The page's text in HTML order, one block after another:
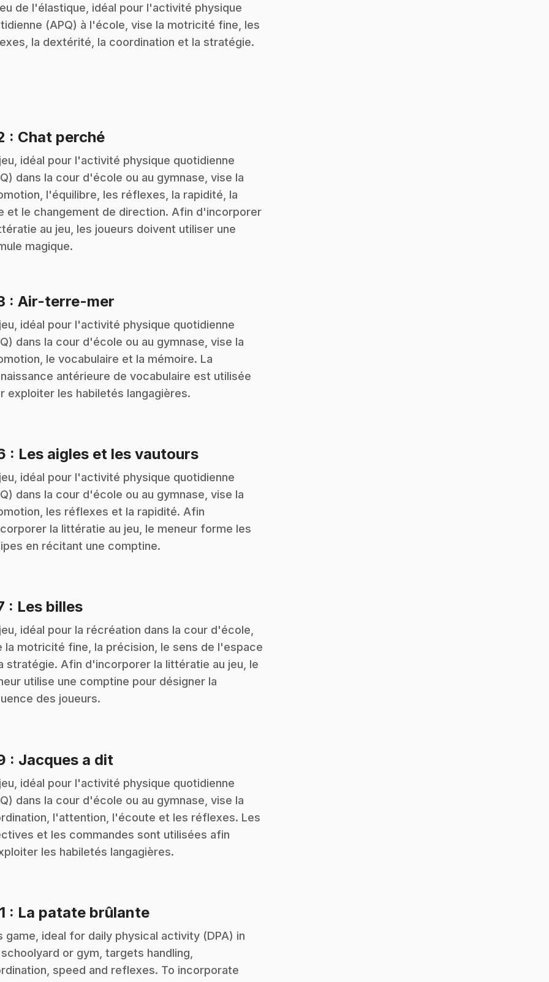
de l'élastique, idéal pour l'activité physique
(APQ) à l'école, vise la motricité fine, les
la dextérité, la coordination et la stratégie.
: Chat perché.
idéal pour l'activité physique quotidienne
dans la cour d'école ou au gymnase, vise la
l'équilibre, les réflexes, la rapidité, la
et le changement de direction. Afin d'incorporer
au jeu, les joueurs doivent utiliser une
magique.
: Air-terre-mer
idéal pour l'activité physique quotidienne
dans la cour d'école ou au gymnase, vise la
le vocabulaire et la mémoire. La
antérieure de vocabulaire est utilisée
exploiter les habiletés langagières.
: Les aigles et les vautours.
idéal pour l'activité physique quotidienne
dans la cour d'école ou au gymnase, vise la
les réflexes et la rapidité. Afin
la littératie au jeu, le meneur forme les
en récitant une comptine.
: Les billes.
idéal pour la récréation dans la cour d'école,
la motricité fine, la précision, le sens de l'espace
stratégie. Afin d'incorporer la littératie au jeu, le
utilise une comptine pour désigner la
des joueurs.
: Jacques a dit
idéal pour l'activité physique quotidienne
dans la cour d'école ou au gymnase, vise la
l'attention, l'écoute et les réflexes. Les
et les commandes sont utilisées afin
les habiletés langagières.
: La patate brûlante.
game, ideal for daily physical activity (DPA) in
or gym, targets handling,
speed and reflexes. To incorporate